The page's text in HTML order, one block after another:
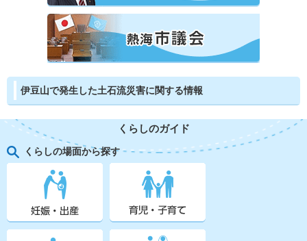
伊豆山で発生した土石流災害に関する情報
くらしのガイド
くらしの場面から探す